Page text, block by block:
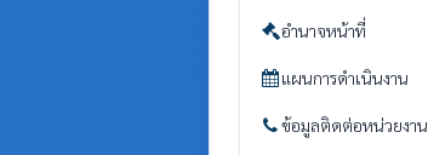
อำนาจหน้าที่
แผนการดำเนินงาน
ข้อมูลติดต่อหน่วยงาน